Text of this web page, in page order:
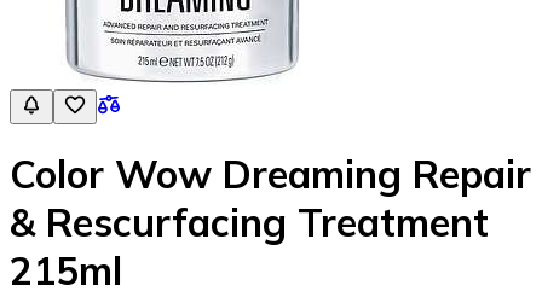
Color Wow Dreaming Repair
& Rescurfacing Treatment
215ml